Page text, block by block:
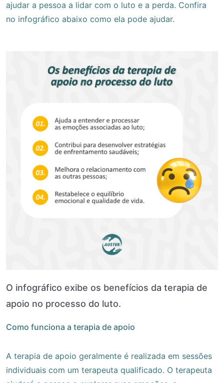
ajudar a pessoa a lidar com o luto e a perda. Confira
no infográfico abaixo como ela pode ajudar.
O infográfico exibe os benefícios da terapia de
apoio no processo do luto.
Como funciona a terapia de apoio
A terapia de apoio geralmente é realizada em sessões
individuais com um terapeuta qualificado. O terapeuta